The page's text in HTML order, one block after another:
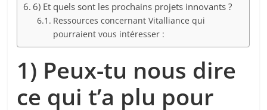
6) Et quels sont les prochains projets innovants ?
Ressources concernant Vitalliance qui
pourraient vous intéresser :
1) Peux-tu nous dire
ce qui t’a plu pour